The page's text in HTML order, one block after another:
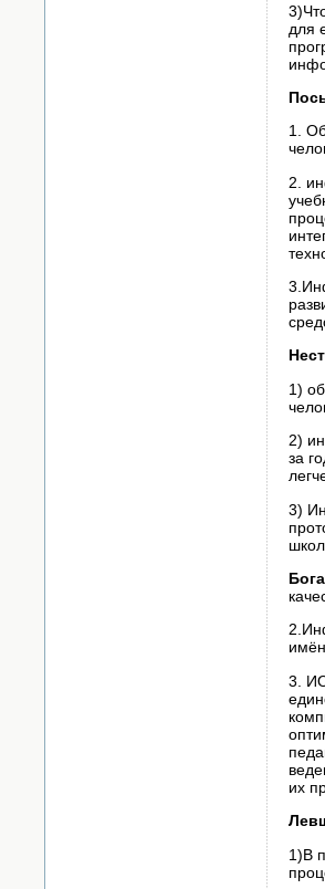
для
1.
2.
1)
2)
за
3)
3.
их
1)В